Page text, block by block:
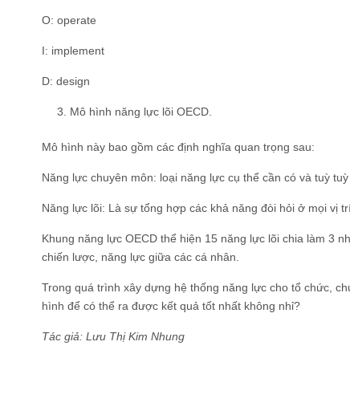
O: operate
I: implement
D: design
Mô hình năng lực lõi OECD.
Mô hình này bao gồm các định nghĩa quan trọng sau:
Năng lực chuyên môn: loại năng lực cụ thể cần có và tuỳ
Năng lực lõi: Là sự tổng hợp các khả năng đòi hỏi ở mọi vị
Khung năng lực OECD thể hiện 15 năng lực lõi chia làm 3
chiến lược, năng lực giữa các cá nhân.
Trong quá trình xây dựng hệ thống năng lực cho tổ chức,
hình để có thể ra được kết quả tốt nhất không nhỉ?
Tác giả: Lưu Thị Kim Nhung